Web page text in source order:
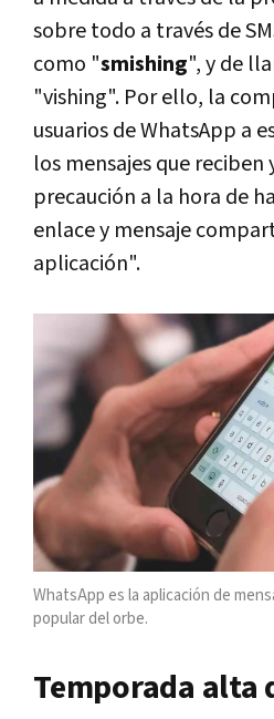
sobre todo a través de
como "smishing", y de
"vishing". Por ello, la
usuarios de WhatsApp a
los mensajes que
precaución a la hora de
enlace y mensaje
aplicación".
WhatsApp es la aplicación de
popular del orbe.
Temporada alta